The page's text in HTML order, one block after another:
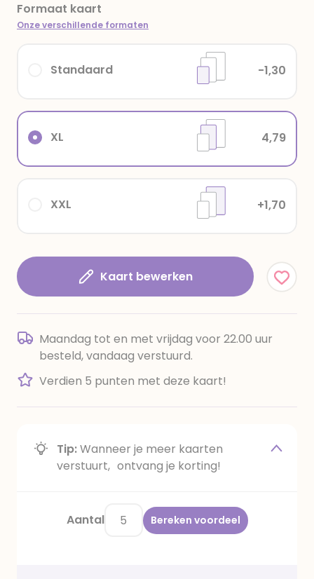
Formaat kaart
Onze verschillende formaten
XXL +1,70
XL 4,79
Standaard -1,30
Kaart bewerken
Maandag tot en met vrijdag voor 22.00 uur
besteld, vandaag verstuurd.
Verdien 5 punten met deze kaart!
Tip:Wanneer je meer kaarten
verstuurt, ontvang je korting!
Aantal Bereken voordeel